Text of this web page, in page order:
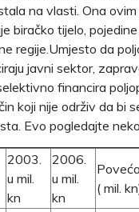
na vlasti. Ona
biračko tijelo,
regije.Umjesto da
javni sektor,
financira
koji nije održiv da bi
Evo pogledajte
2003.
u mil.
kn
2006.
u mil.
kn
( mil.